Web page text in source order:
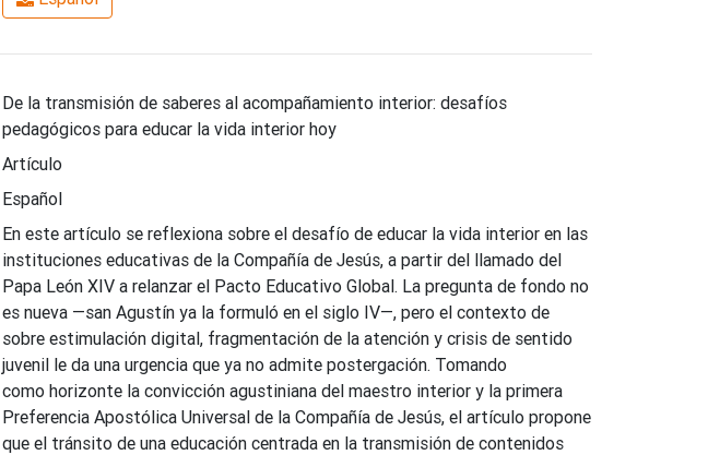
De la transmisión de saberes al acompañamiento interior: desafíos
pedagógicos para educar la vida interior hoy
Artículo
Español
En este artículo se reflexiona sobre el desafío de educar la vida interior en las
instituciones educativas de la Compañía de Jesús, a partir del llamado del
Papa León XIV a relanzar el Pacto Educativo Global. La pregunta de fondo no
es nueva —san Agustín ya la formuló en el siglo IV—, pero el contexto de
sobre estimulación digital, fragmentación de la atención y crisis de sentido
juvenil le da una urgencia que ya no admite postergación. Tomando
como horizonte la convicción agustiniana del maestro interior y la primera
Preferencia Apostólica Universal de la Compañía de Jesús, el artículo propone
que el tránsito de una educación centrada en la transmisión de contenidos